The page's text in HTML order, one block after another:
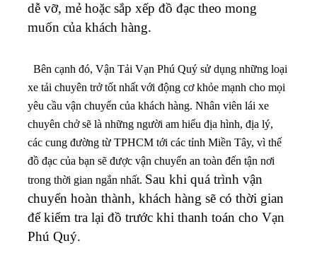
dễ vỡ, mẻ hoặc sắp xếp đồ đạc theo mong
muốn của khách hàng.
Bên cạnh đó, Vận Tải Vạn Phú Quý sử dụng những loại
xe tải chuyên trở tốt nhất với động cơ khỏe mạnh cho mọi
yêu cầu vận chuyển của khách hàng. Nhân viên lái xe
chuyên chở sẽ là những người am hiểu địa hình, địa lý,
các cung đường từ TPHCM tới các tỉnh Miền Tây, vì thế
đồ đạc của bạn sẽ được vận chuyển an toàn đến tận nơi
trong thời gian ngắn nhất. Sau khi quá trình vận
chuyển hoàn thành, khách hàng sẽ có thời gian
để kiểm tra lại đồ trước khi thanh toán cho Vạn
Phú Quý.